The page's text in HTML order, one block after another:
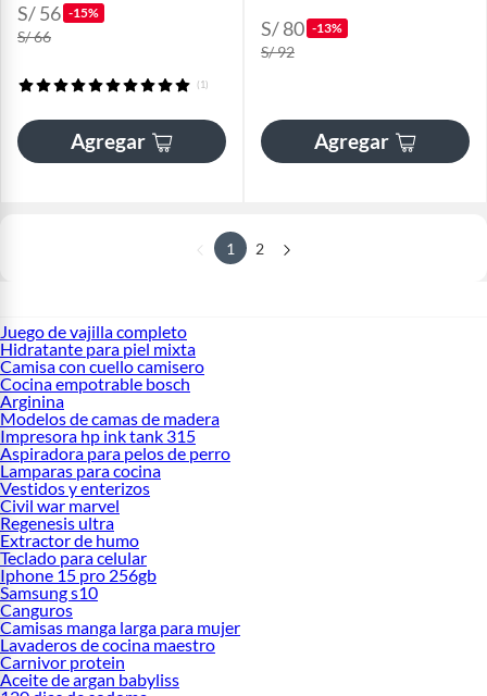
S/ 56 -15%
S/ 66
(1)
Agregar
S/ 80 -13%
S/ 92
Agregar
1 2
Juego de vajilla completo
Hidratante para piel mixta
Camisa con cuello camisero
Cocina empotrable bosch
Arginina
Modelos de camas de madera
Impresora hp ink tank 315
Aspiradora para pelos de perro
Lamparas para cocina
Vestidos y enterizos
Civil war marvel
Regenesis ultra
Extractor de humo
Teclado para celular
Iphone 15 pro 256gb
Samsung s10
Canguros
Camisas manga larga para mujer
Lavaderos de cocina maestro
Carnivor protein
Aceite de argan babyliss